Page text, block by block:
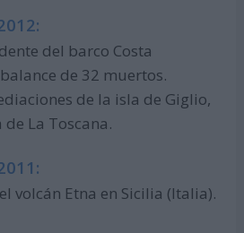
del barco Costa
de 32 muertos.
de la isla de Giglio,
La Toscana.
volcán Etna en Sicilia (Italia).